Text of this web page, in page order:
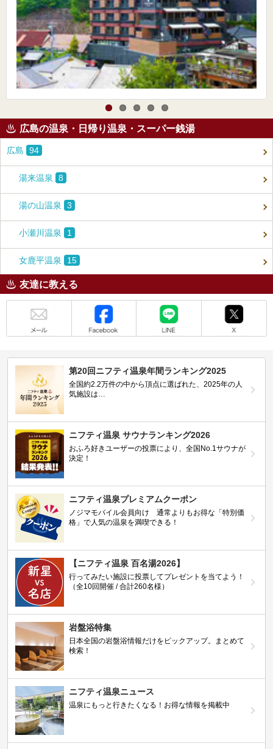
広島の温泉・日帰り温泉・スーパー銭湯
広島 94
湯来温泉 8
湯の山温泉 3
小瀬川温泉 1
女鹿平温泉 15
友達に教える
第20回ニフティ温泉年間ランキング2025
全国約2.2万件の中から頂点に選ばれた、2025年の人
気施設は…
ニフティ温泉 サウナランキング2026
おふろ好きユーザーの投票により、全国No.1サウナが
決定！
ニフティ温泉プレミアムクーポン
ノジマモバイル会員向け 通常よりもお得な「特別価
格」で人気の温泉を満喫できる！
【ニフティ温泉 百名湯2026】
行ってみたい施設に投票してプレゼントを当てよう！
（全10回開催 / 合計260名様）
岩盤浴特集
日本全国の岩盤浴情報だけをピックアップ。まとめて
検索！
ニフティ温泉ニュース
温泉にもっと行きたくなる！お得な情報を掲載中